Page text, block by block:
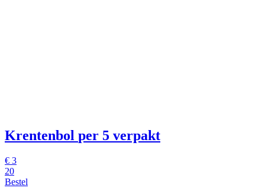
Krentenbol per 5 verpakt
€ 3
20
Bestel